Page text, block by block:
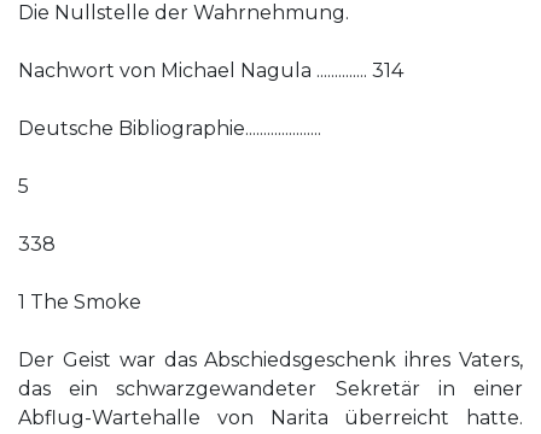
Die Nullstelle der Wahrnehmung.
Nachwort von Michael Nagula .............. 314
Deutsche Bibliographie.....................
5
338
1 The Smoke
Der Geist war das Abschiedsgeschenk ihres Vaters,
das ein schwarzgewandeter Sekretär in einer
Abflug-Wartehalle von Narita überreicht hatte.